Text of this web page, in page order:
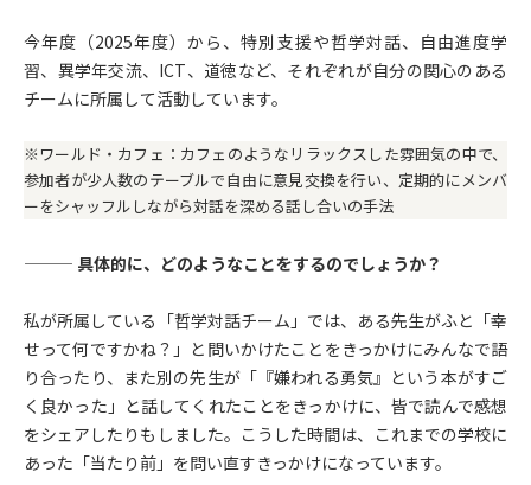
今年度（2025年度）から、特別支援や哲学対話、自由進度学
習、異学年交流、ICT、道徳など、それぞれが自分の関心のある
チームに所属して活動しています。
※ワールド・カフェ：カフェのようなリラックスした雰囲気の中で、
参加者が少人数のテーブルで自由に意見交換を行い、定期的にメンバ
ーをシャッフルしながら対話を深める話し合いの手法
——— 具体的に、どのようなことをするのでしょうか？
私が所属している「哲学対話チーム」では、ある先生がふと「幸
せって何ですかね？」と問いかけたことをきっかけにみんなで語
り合ったり、また別の先生が「『嫌われる勇気』という本がすご
く良かった」と話してくれたことをきっかけに、皆で読んで感想
をシェアしたりもしました。こうした時間は、これまでの学校に
あった「当たり前」を問い直すきっかけになっています。